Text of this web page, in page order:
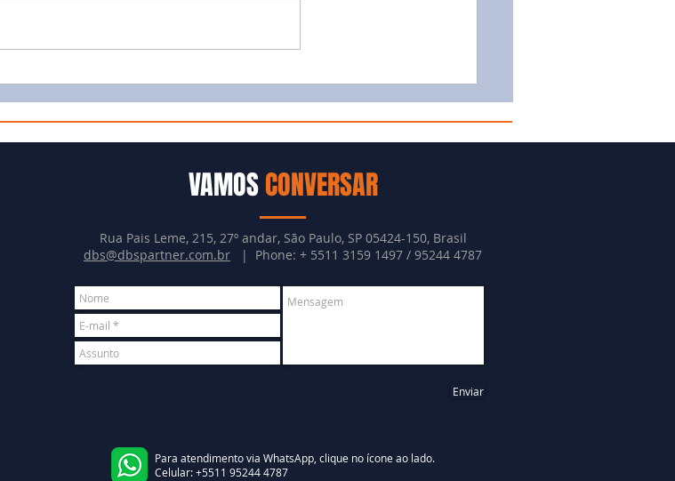
VAMOSCONVERSAR
Rua Pais Leme, 215, 27º andar, São Paulo, SP 05424-150, Brasil
dbs@dbspartner.com.br | Phone: + 5511 3159 1497 / 95244 4787
Enviar
Para atendimento via WhatsApp, clique no ícone ao lado.
Celular:+5511 95244 4787